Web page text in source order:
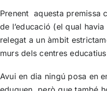
Prenent aquesta premissa
de l’educació (el qual
relegat a un àmbit
murs dels centres
Avui en dia ningú posa en